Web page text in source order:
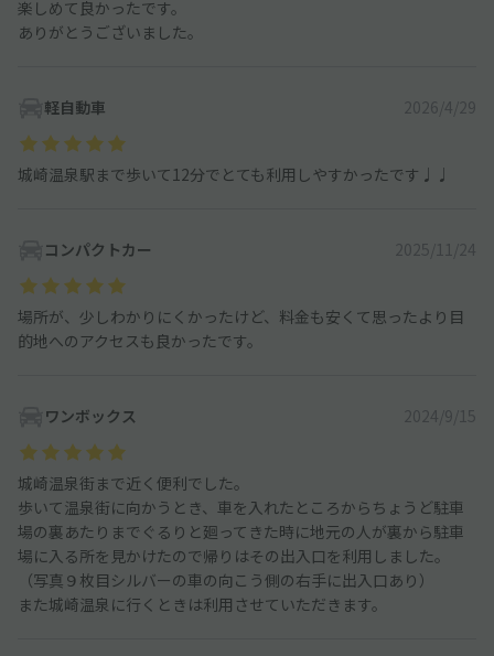
楽しめて良かったです。
ありがとうございました。
軽自動車 2026/4/29
城崎温泉駅まで歩いて12分でとても利用しやすかったです♩♩
コンパクトカー 2025/11/24
場所が、少しわかりにくかったけど、料金も安くて思ったより目
的地へのアクセスも良かったです。
ワンボックス 2024/9/15
城崎温泉街まで近く便利でした。
歩いて温泉街に向かうとき、車を入れたところからちょうど駐車
場の裏あたりまでぐるりと廻ってきた時に地元の人が裏から駐車
場に入る所を見かけたので帰りはその出入口を利用しました。
（写真９枚目シルバーの車の向こう側の右手に出入口あり）
また城崎温泉に行くときは利用させていただきます。